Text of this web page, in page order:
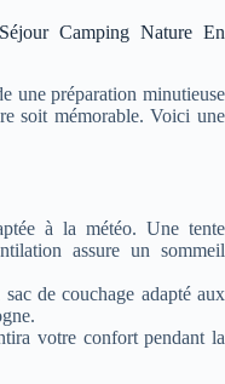
Camping Nature En
une préparation minutieuse
soit mémorable. Voici une
à la météo. Une tente
assure un sommeil
de couchage adapté aux
votre confort pendant la